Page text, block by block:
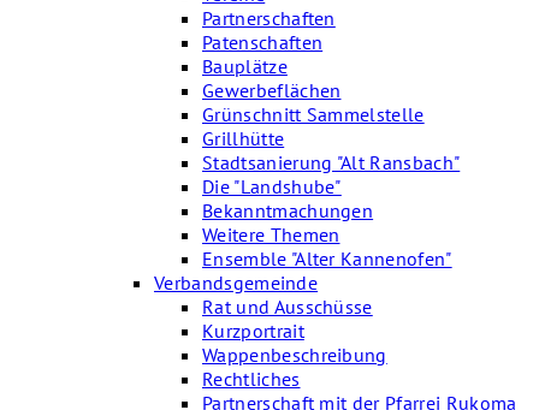
Partnerschaften
Patenschaften
Bauplätze
Gewerbeflächen
Grünschnitt Sammelstelle
Grillhütte
Stadtsanierung "Alt Ransbach"
Die "Landshube"
Bekanntmachungen
Weitere Themen
Ensemble "Alter Kannenofen"
Verbandsgemeinde
Rat und Ausschüsse
Kurzportrait
Wappenbeschreibung
Rechtliches
Partnerschaft mit der Pfarrei Rukoma